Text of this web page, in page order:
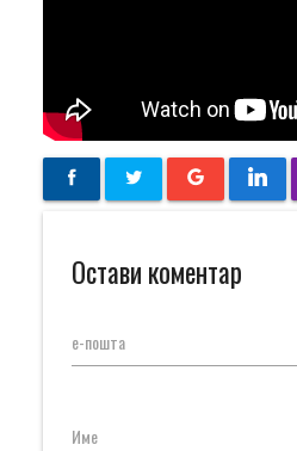
Остави коментар
е-пошта
Име